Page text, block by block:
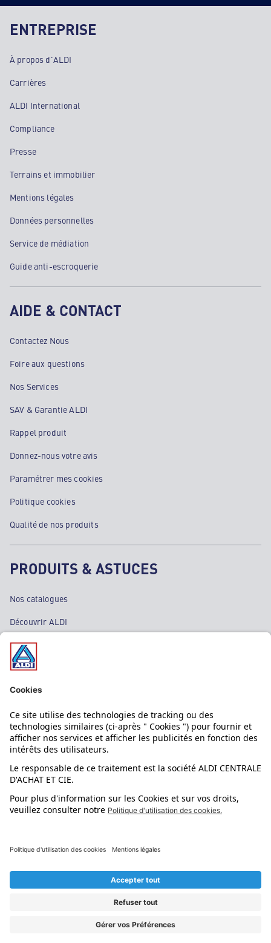
ENTREPRISE
À propos d'ALDI
Carrières
ALDI International
Compliance
Presse
Terrains et immobilier
Mentions légales
Données personnelles
Service de médiation
Guide anti-escroquerie
AIDE & CONTACT
Contactez Nous
Foire aux questions
Nos Services
SAV & Garantie ALDI
Rappel produit
Donnez-nous votre avis
Paramétrer mes cookies
Politique cookies
Qualité de nos produits
PRODUITS & ASTUCES
Nos catalogues
Découvrir ALDI
Nos bons plans
Nos rayons
Nos marques
Nos astuces
Évènements
L'application mobile